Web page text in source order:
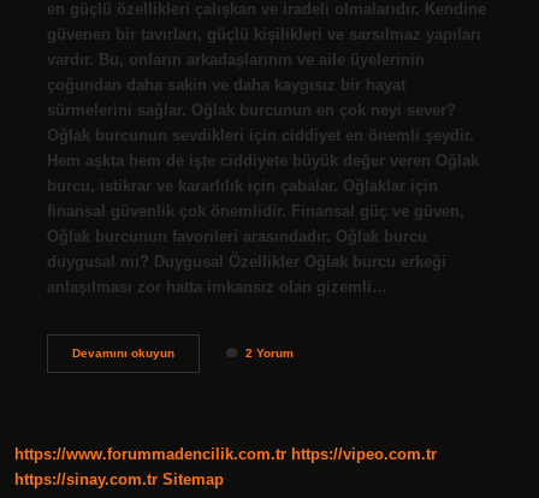
en güçlü özellikleri çalışkan ve iradeli olmalarıdır. Kendine
güvenen bir tavırları, güçlü kişilikleri ve sarsılmaz yapıları
vardır. Bu, onların arkadaşlarının ve aile üyelerinin
çoğundan daha sakin ve daha kaygısız bir hayat
sürmelerini sağlar. Oğlak burcunun en çok neyi sever?
Oğlak burcunun sevdikleri için ciddiyet en önemli şeydir.
Hem aşkta hem de işte ciddiyete büyük değer veren Oğlak
burcu, istikrar ve kararlılık için çabalar. Oğlaklar için
finansal güvenlik çok önemlidir. Finansal güç ve güven,
Oğlak burcunun favorileri arasındadır. Oğlak burcu
duygusal mı? Duygusal Özellikler Oğlak burcu erkeği
anlaşılması zor hatta imkansız olan gizemli…
Devamını okuyunOğlak
2 Yorum
https://www.forummadencilik.com.tr https://vipeo.com.tr
https://sinay.com.tr Sitemap